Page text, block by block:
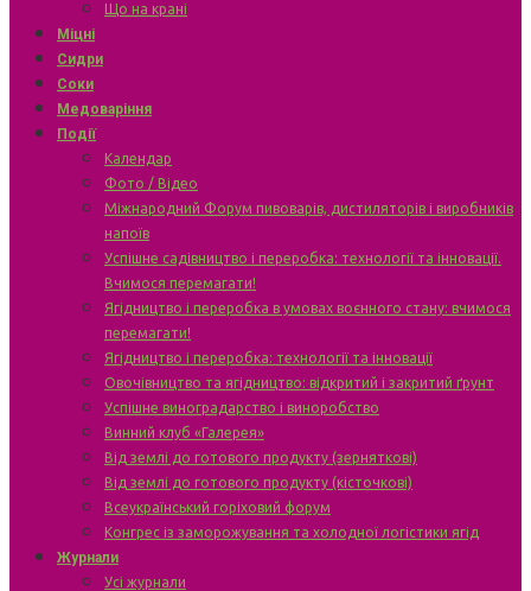
Що на крані
Міцні
Сидри
Соки
Медоваріння
Події
Календар
Фото / Відео
Міжнародний Форум пивоварів, дистиляторів і виробників
напоїв
Успішне садівництво і переробка: технології та інновації.
Вчимося перемагати!
Ягідництво і переробка в умовах воєнного стану: вчимося
перемагати!
Ягідництво і переробка: технології та інновації
Овочівництво та ягідництво: відкритий і закритий ґрунт
Успішне виноградарство і виноробство
Винний клуб «Галерея»
Від землі до готового продукту (зерняткові)
Від землі до готового продукту (кісточкові)
Всеукраїнський горіховий форум
Конгрес із заморожування та холодної логістики ягід
Журнали
Усі журнали